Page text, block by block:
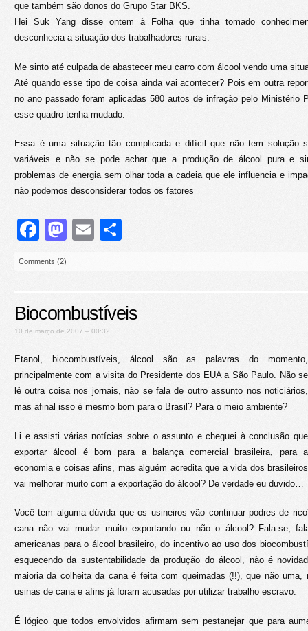
que também são donos do Grupo Star BKS.
Hei Suk Yang disse ontem à Folha que tinha tomado
desconhecia a situação dos trabalhadores rurais.
Me sinto até culpada de abastecer meu carro com álcool vendo uma
Até quando esse tipo de coisa ainda vai acontecer? Pois em outra
no ano passado foram aplicadas 580 autos de infração pelo Ministério
esse quadro tenha mudado.
Essa é uma situação tão complicada e difícil que não tem solução
variáveis e não se pode achar que a produção de álcool pura e
problemas de energia sem olhar toda a cadeia que ele influencia e
não podemos desconsiderar todos os fatores
Facebook
Mastodon
Email
Comments (2)
Biocombustíveis
10 de março de 2007 – 00:32
Etanol, biocombustíveis, álcool são as palavras do momento,
principalmente com a visita do Presidente dos EUA a São Paulo. Não se
lê outra coisa nos jornais, não se fala de outro assunto nos noticiários,
mas afinal isso é mesmo bom para o Brasil? Para o meio ambiente?
Li e assisti várias notícias sobre o assunto e cheguei à conclusão que
exportar álcool é bom para a balança comercial brasileira, para a
economia e coisas afins, mas alguém acredita que a vida dos brasileiros
vai melhorar muito com a exportação do álcool? De verdade eu duvido…
Você tem alguma dúvida que os usineiros vão continuar podres de
cana não vai mudar muito exportando ou não o álcool? Fala-se,
americanas para o álcool brasileiro, do incentivo ao uso dos
esquecendo da sustentabilidade da produção do álcool, não é
maioria da colheita da cana é feita com queimadas (!!), que não uma,
usinas de cana e afins já foram acusadas por utilizar trabalho escravo.
É lógico que todos envolvidos afirmam sem pestanejar que para